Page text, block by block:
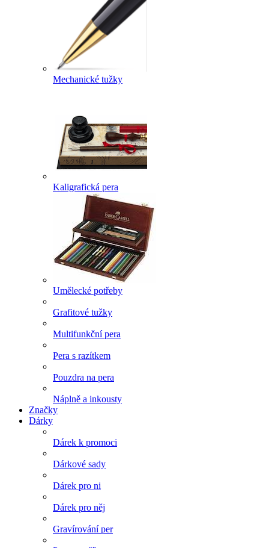
Mechanické tužky
Kaligrafická pera
Umělecké potřeby
Grafitové tužky
Multifunkční pera
Pera s razítkem
Pouzdra na pera
Náplně a inkousty
Značky
Dárky
Dárek k promoci
Dárkové sady
Dárek pro ni
Dárek pro něj
Gravírování per